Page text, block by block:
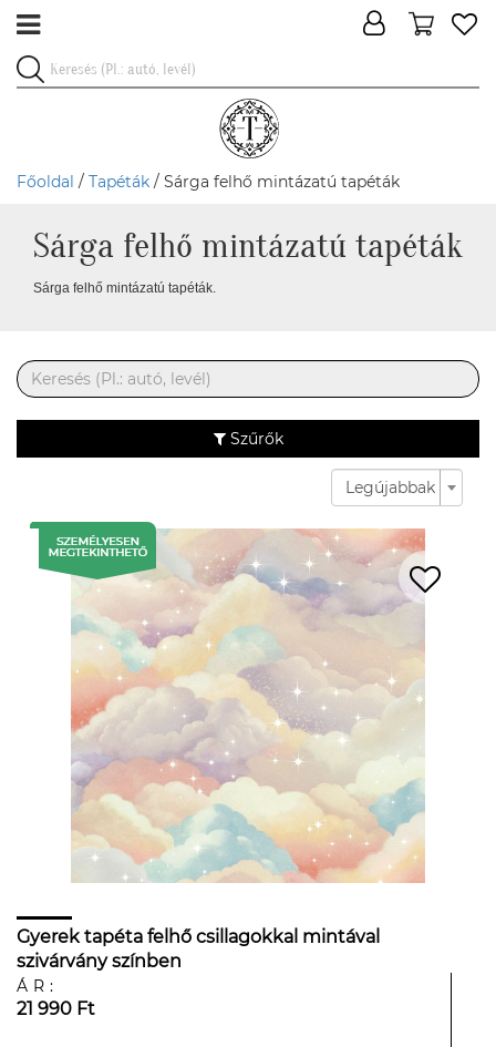
Főoldal / Tapéták / Sárga felhő mintázatú tapéták
Sárga felhő mintázatú tapéták
Sárga felhő mintázatú tapéták.
Szűrők
Legújabbak
Gyerek tapéta felhő csillagokkal mintával
szivárvány színben
ÁR:
21 990 Ft